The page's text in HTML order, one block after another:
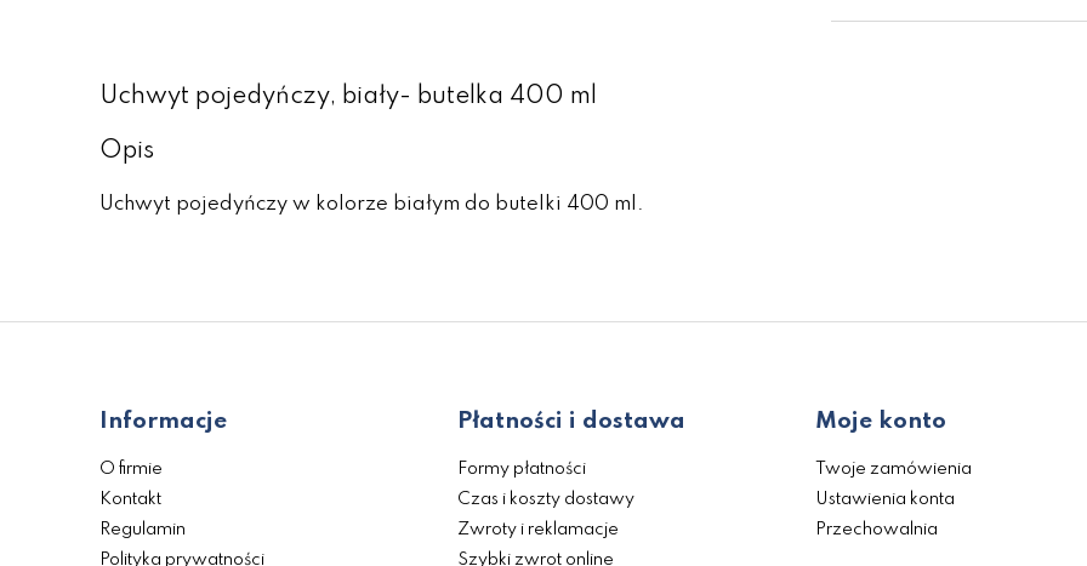
Uchwyt pojedyńczy, biały- butelka 400 ml
Opis
Uchwyt pojedyńczy w kolorze białym do butelki 400 ml.
Informacje
O firmie
Kontakt
Regulamin
Polityka prywatności
Płatności i dostawa
Formy płatności
Czas i koszty dostawy
Zwroty i reklamacje
Szybki zwrot online
Moje konto
Twoje zamówienia
Ustawienia konta
Przechowalnia